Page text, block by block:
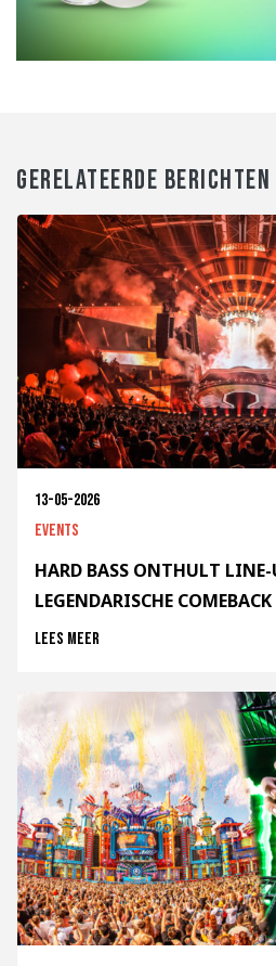
GERELATEERDE BERICHTEN
13-05-2026
Events
HARD BASS ONTHULT LINE-
LEGENDARISCHE
Lees meer